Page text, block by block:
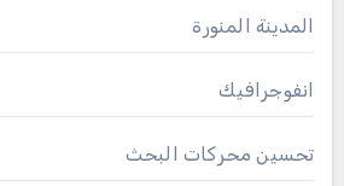
المدينة المنورة
انفوجرافيك
تحسين محركات البحث